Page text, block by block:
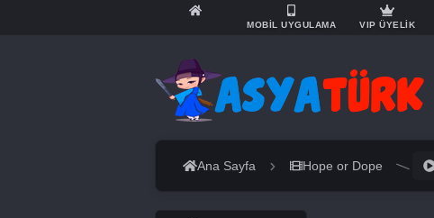
MOBİL UYGULAMA VIP ÜYELİK
Ana Sayfa Hope or Dope